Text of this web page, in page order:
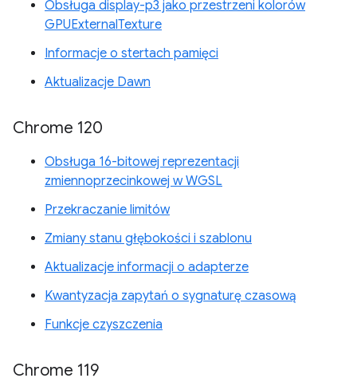
Obsługa display-p3 jako przestrzeni kolorów
GPUExternalTexture
Informacje o stertach pamięci
Aktualizacje Dawn
Chrome 120
Obsługa 16-bitowej reprezentacji
zmiennoprzecinkowej w WGSL
Przekraczanie limitów
Zmiany stanu głębokości i szablonu
Aktualizacje informacji o adapterze
Kwantyzacja zapytań o sygnaturę czasową
Funkcje czyszczenia
Chrome 119